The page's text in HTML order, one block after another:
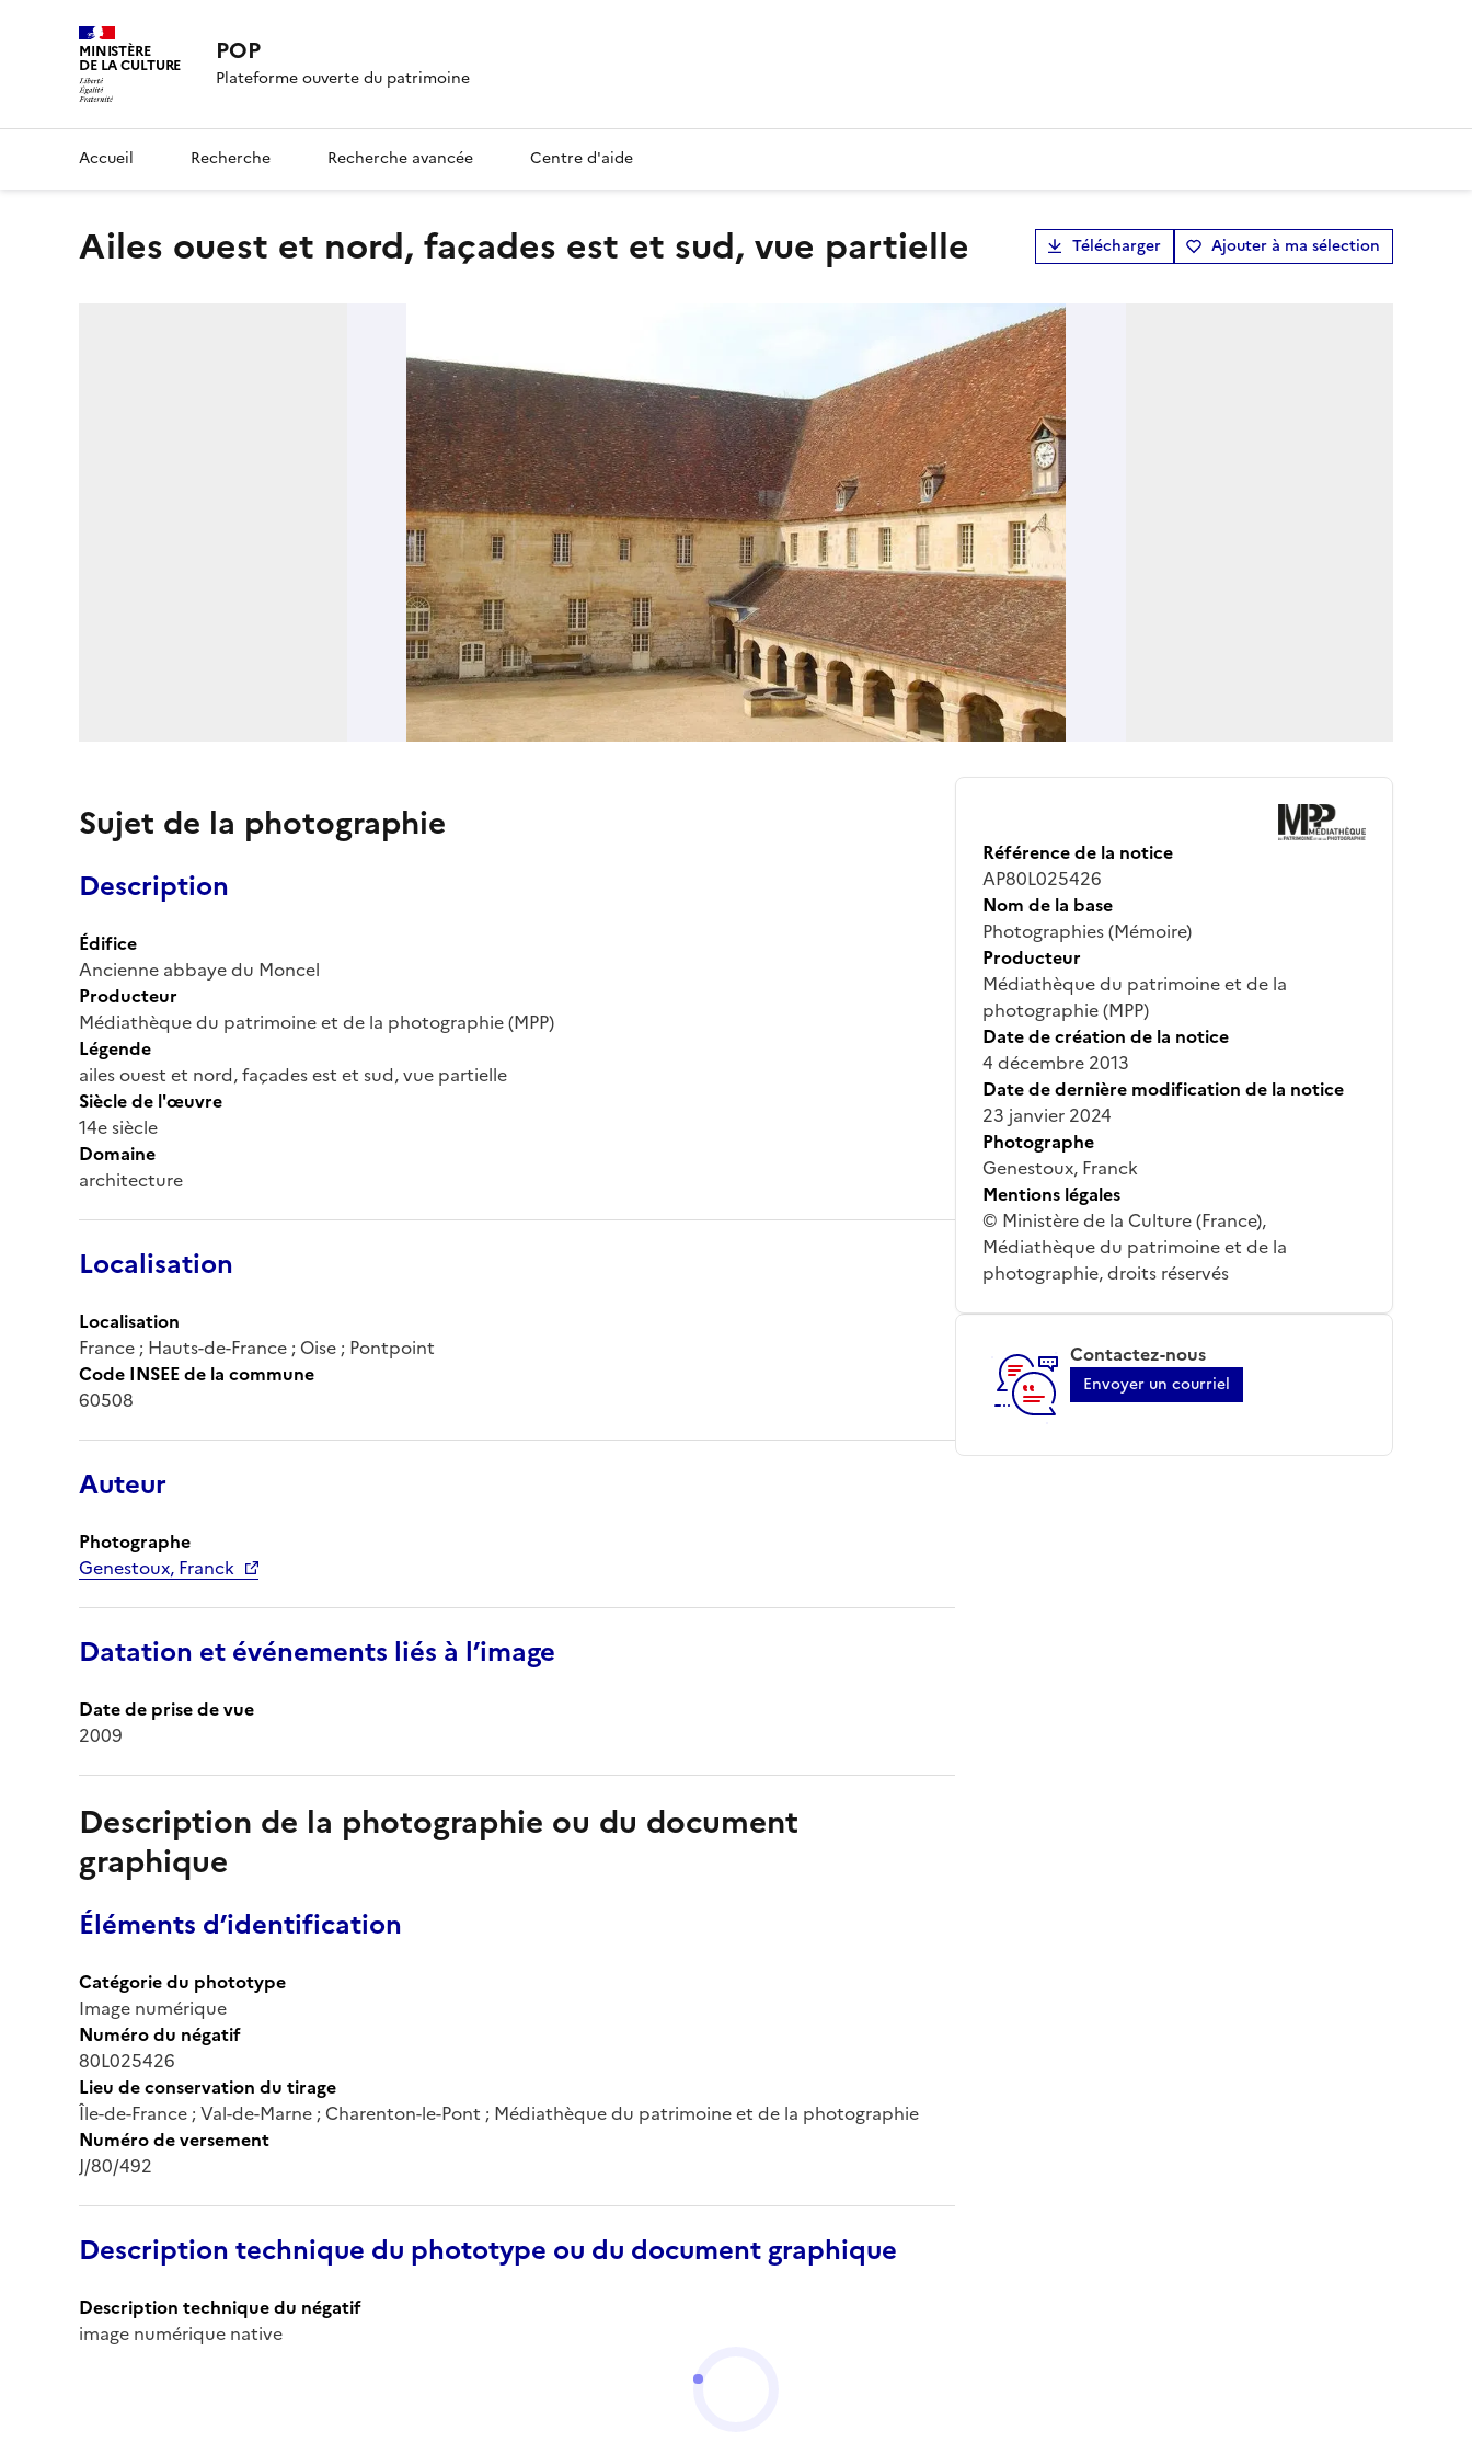
MINISTÈRE
DE LA CULTURE POP
Plateforme ouverte du patrimoine
Accueil Recherche Recherche avancée Centre d'aide
ailes ouest et nord, façades est et sud, vue partielle Télécharger Ajouter à ma sélection
Sujet de la photographie
Description
Édifice
Ancienne abbaye du Moncel
Producteur
Médiathèque du patrimoine et de la photographie (MPP)
Légende
ailes ouest et nord, façades est et sud, vue partielle
Siècle de l'œuvre
14e siècle
Domaine
architecture
Localisation
Localisation
France ; Hauts-de-France ; Oise ; Pontpoint
Code INSEE de la commune
60508
Auteur
Photographe
Genestoux, Franck
Datation et événements liés à l’image
Date de prise de vue
2009
Description de la photographie ou du document
graphique
Éléments d’identification
Catégorie du phototype
Image numérique
Numéro du négatif
80L025426
Lieu de conservation du tirage
Île-de-France ; Val-de-Marne ; Charenton-le-Pont ; Médiathèque du patrimoine et de la photographie
Numéro de versement
J/80/492
Description technique du phototype ou du document graphique
Description technique du négatif
image numérique native
Référence de la notice
AP80L025426
Nom de la base
Photographies (Mémoire)
Producteur
Médiathèque du patrimoine et de la
photographie (MPP)
Date de création de la notice
4 décembre 2013
Date de dernière modification de la notice
23 janvier 2024
Photographe
Genestoux, Franck
Mentions légales
© Ministère de la Culture (France),
Médiathèque du patrimoine et de la
photographie, droits réservés
Contactez-nous
Envoyer un courriel